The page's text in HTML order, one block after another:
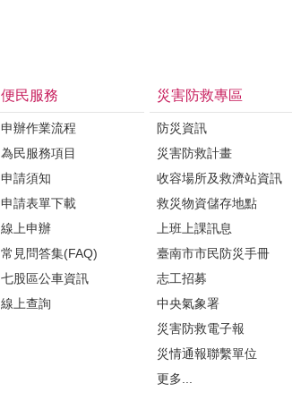
便民服務
申辦作業流程
為民服務項目
申請須知
申請表單下載
線上申辦
常見問答集(FAQ)
七股區公車資訊
線上查詢
災害防救專區
防災資訊
災害防救計畫
收容場所及救濟站資訊
救災物資儲存地點
上班上課訊息
臺南市市民防災手冊
志工招募
中央氣象署
災害防救電子報
災情通報聯繫單位
更多...